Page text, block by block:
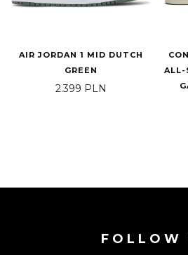
AIR JORDAN 1 MID DUTCH
GREEN
2.399 PLN
ALL-
FOLLOW